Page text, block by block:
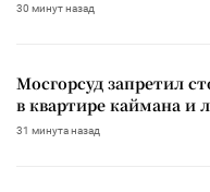
30 минут назад
Мосгорсуд запретил
в квартире каймана и
31 минута назад